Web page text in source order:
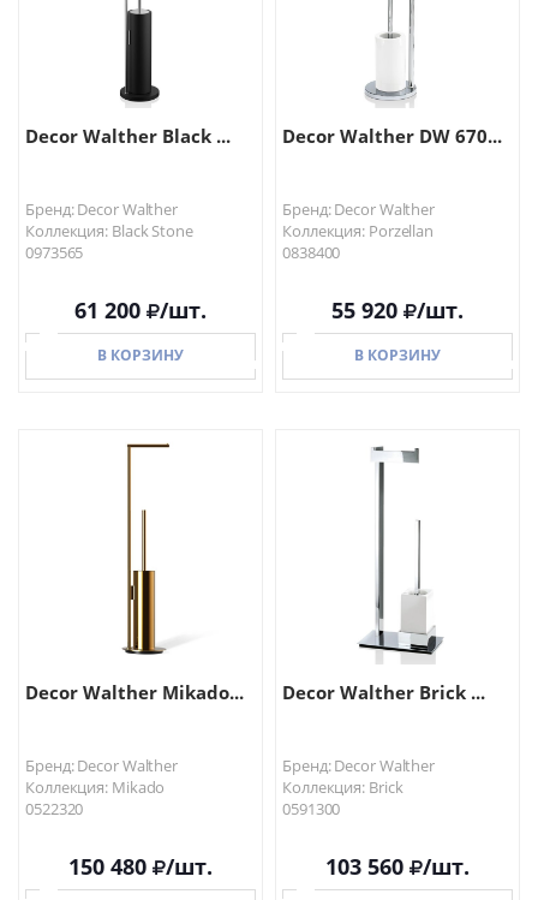
Decor Walther Black ...
Бренд: Decor Walther
Коллекция: Black Stone
0973565
61 200 /шт.
В КОРЗИНУ
Decor Walther DW 670...
Бренд: Decor Walther
Коллекция: Porzellan
0838400
55 920 /шт.
В КОРЗИНУ
Decor Walther Mikado...
Бренд: Decor Walther
Коллекция: Mikado
0522320
150 480 /шт.
Decor Walther Brick ...
Бренд: Decor Walther
Коллекция: Brick
0591300
103 560 /шт.